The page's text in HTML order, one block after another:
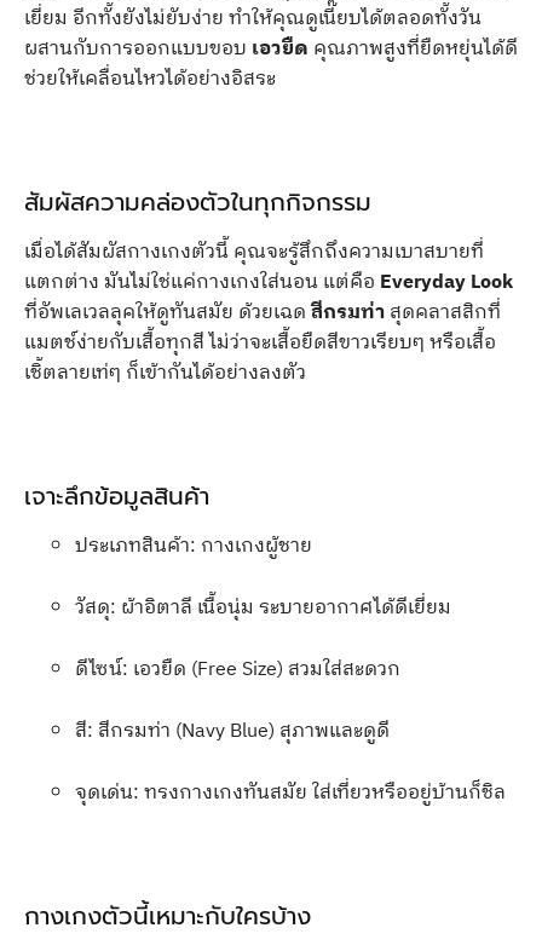
เยี่ยม อีกทั้งยังไม่ยับง่าย ทำให้คุณดูเนี๊ยบได้ตลอดทั้งวัน
ผสานกับการออกแบบขอบ เอวยืด คุณภาพสูงที่ยืดหยุ่นได้ดี
ช่วยให้เคลื่อนไหวได้อย่างอิสระ
สัมผัสความคล่องตัวในทุกกิจกรรม
เมื่อได้สัมผัสกางเกงตัวนี้ คุณจะรู้สึกถึงความเบาสบายที่
แตกต่าง มันไม่ใช่แค่กางเกงใส่นอน แต่คือ Everyday Look
ที่อัพเลเวลลุคให้ดูทันสมัย ด้วยเฉดสีกรมท่าสุดคลาสสิกที่
แมตช์ง่ายกับเสื้อทุกสี ไม่ว่าจะเสื้อยืดสีขาวเรียบๆ หรือเสื้อ
เชิ้ตลายเท่ๆ ก็เข้ากันได้อย่างลงตัว
เจาะลึกข้อมูลสินค้า
ประเภทสินค้า: กางเกงผู้ชาย
วัสดุ: ผ้าอิตาลี เนื้อนุ่ม ระบายอากาศได้ดีเยี่ยม
ดีไซน์: เอวยืด (Free Size) สวมใส่สะดวก
สี: สีกรมท่า (Navy Blue) สุภาพและดูดี
จุดเด่น: ทรงกางเกงทันสมัย ใส่เที่ยวหรืออยู่บ้านก็ชิล
กางเกงตัวนี้เหมาะกับใครบ้าง